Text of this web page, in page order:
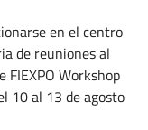
en el centro
de reuniones al
FIEXPO Workshop
10 al 13 de agosto